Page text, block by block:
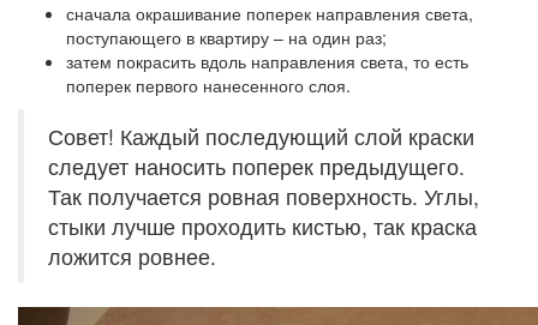
сначала окрашивание поперек направления света,
поступающего в квартиру – на один раз;
затем покрасить вдоль направления света, то есть
поперек первого нанесенного слоя.
Совет! Каждый последующий слой краски
следует наносить поперек предыдущего.
Так получается ровная поверхность. Углы,
стыки лучше проходить кистью, так краска
ложится ровнее.